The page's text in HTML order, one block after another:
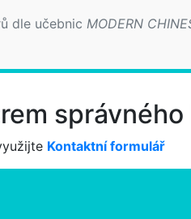
dle učebnic MODERN
správného
Kontaktní formulář